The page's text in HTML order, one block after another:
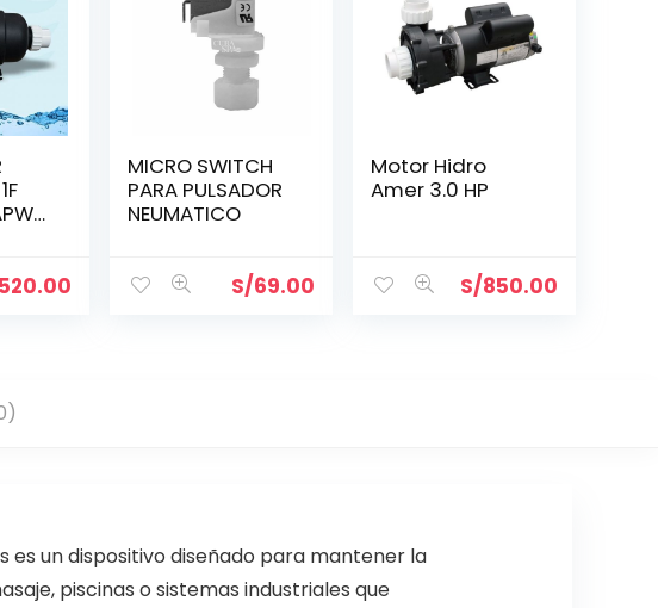
520.00
MICRO SWITCH
PARA PULSADOR
NEUMATICO
S/69.00
Motor Hidro
Amer 3.0 HP
S/850.00
es un dispositivo diseñado para mantener la
piscinas o sistemas industriales que